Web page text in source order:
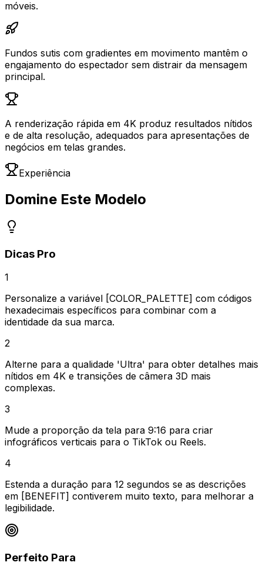
móveis.
Fundos sutis com gradientes em movimento mantêm o
engajamento do espectador sem distrair da mensagem
principal.
A renderização rápida em 4K produz resultados nítidos
e de alta resolução, adequados para apresentações de
negócios em telas grandes.
Experiência
Domine Este Modelo
Dicas Pro
1
Personalize a variável [COLOR_PALETTE] com códigos
hexadecimais específicos para combinar com a
identidade da sua marca.
2
Alterne para a qualidade 'Ultra' para obter detalhes mais
nítidos em 4K e transições de câmera 3D mais
complexas.
3
Mude a proporção da tela para 9:16 para criar
infográficos verticais para o TikTok ou Reels.
4
Estenda a duração para 12 segundos se as descrições
em [BENEFIT] contiverem muito texto, para melhorar a
legibilidade.
Perfeito Para